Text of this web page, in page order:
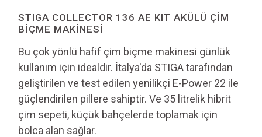
STIGA COLLECTOR 136 AE KIT AKÜLÜ ÇİM
BİÇME MAKİNESİ
Bu çok yönlü hafif çim biçme makinesi günlük
kullanım için idealdir. İtalya'da STIGA tarafından
geliştirilen ve test edilen yenilikçi E-Power 22 ile
güçlendirilen pillere sahiptir. Ve 35 litrelik hibrit
çim sepeti, küçük bahçelerde toplamak için
bolca alan sağlar.